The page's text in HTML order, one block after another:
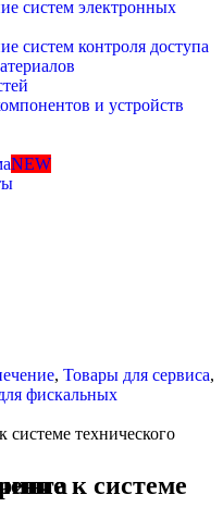
систем электронных
систем контроля доступа
и устройств
NEW
, Товары для сервиса,
фискальных
технического